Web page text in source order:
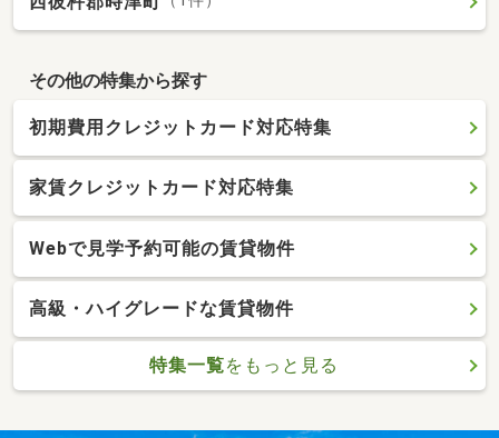
その他の特集から探す
初期費用クレジットカード対応特集
家賃クレジットカード対応特集
Webで見学予約可能の賃貸物件
高級・ハイグレードな賃貸物件
特集一覧をもっと見る